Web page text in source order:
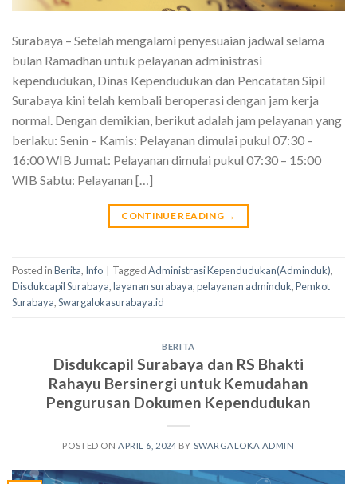
Surabaya – Setelah mengalami penyesuaian jadwal selama
bulan Ramadhan untuk pelayanan administrasi
kependudukan, Dinas Kependudukan dan Pencatatan Sipil
Surabaya kini telah kembali beroperasi dengan jam kerja
normal. Dengan demikian, berikut adalah jam pelayanan yang
berlaku: Senin – Kamis: Pelayanan dimulai pukul 07:30 –
16:00 WIB Jumat: Pelayanan dimulai pukul 07:30 – 15:00
WIB Sabtu: Pelayanan […]
CONTINUE READING →
Posted inBerita, Info TaggedAdministrasi Kependudukan(Adminduk),
Disdukcapil Surabaya,layanan surabaya,pelayanan adminduk,Pemkot
Surabaya,Swargalokasurabaya.id
BERITA
Disdukcapil Surabaya dan RS Bhakti
Rahayu Bersinergi untuk Kemudahan
Pengurusan Dokumen Kependudukan
POSTED ONAPRIL 6, 2024 BY SWARGALOKA ADMIN